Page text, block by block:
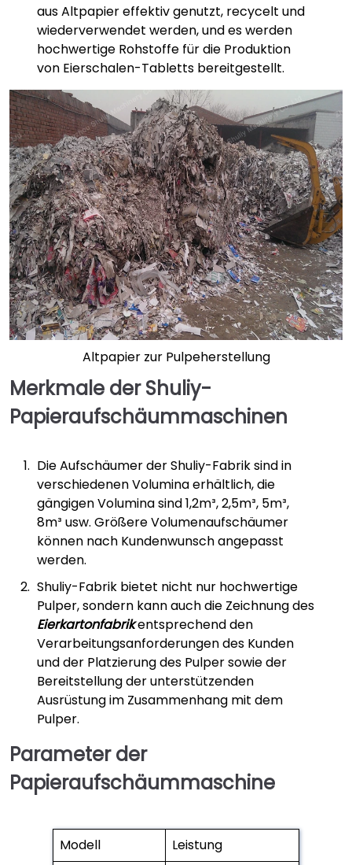
aus Altpapier effektiv genutzt, recycelt und
wiederverwendet werden, und es werden
hochwertige Rohstoffe für die Produktion
von Eierschalen-Tabletts bereitgestellt.
Altpapier zur Pulpeherstellung
Merkmale der Shuliy-
Papieraufschäummaschinen
Die Aufschäumer der Shuliy-Fabrik sind in
verschiedenen Volumina erhältlich, die
gängigen Volumina sind 1,2m³, 2,5m³, 5m³,
8m³ usw. Größere Volumenaufschäumer
können nach Kundenwunsch angepasst
werden.
Shuliy-Fabrik bietet nicht nur hochwertige
Pulper, sondern kann auch die Zeichnung des
Eierkartonfabrikentsprechend den
Verarbeitungsanforderungen des Kunden
und der Platzierung des Pulper sowie der
Bereitstellung der unterstützenden
Ausrüstung im Zusammenhang mit dem
Pulper.
Parameter der
Papieraufschäummaschine
Modell
Leistung